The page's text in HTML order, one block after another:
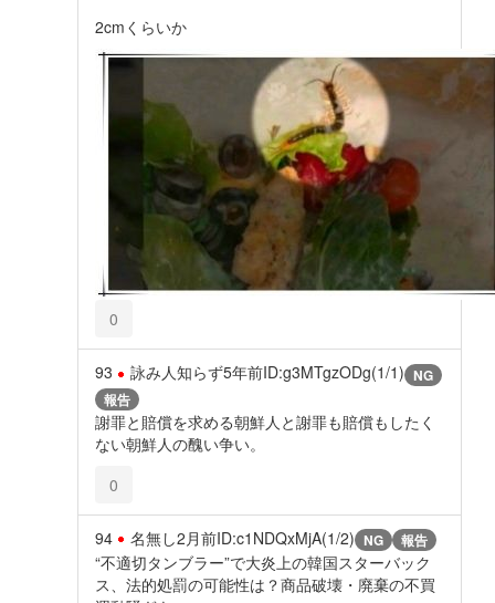
2cmくらいか
0
93 詠み人知らず5年前ID:g3MTgzODg(1/1) NG
報告
謝罪と賠償を求める朝鮮人と謝罪も賠償もしたく
ない朝鮮人の醜い争い。
0
94 名無し2月前ID:c1NDQxMjA(1/2) NG 報告
“不適切タンブラー”で大炎上の韓国スターバック
ス、法的処罰の可能性は？商品破壊・廃棄の不買